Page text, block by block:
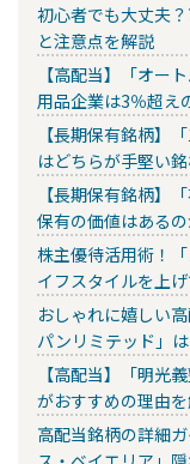
初心者でも大丈夫
と注意点を解説
【高配当】「オー
用品企業は3％超え
【長期保有銘柄】
はどちらが手堅い
【長期保有銘柄】
保有の価値はある
株主優待活用術！
イフスタイルを上げ
おしゃれに嬉しい
パンリミテッド」
【高配当】「明光
がおすすめの理由
高配当銘柄の詳細